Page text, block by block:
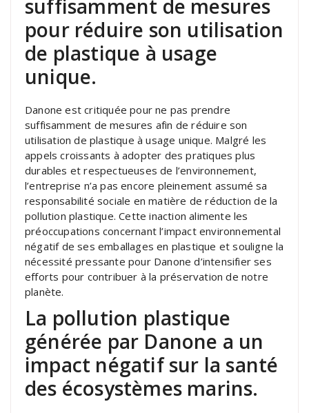
suffisamment de mesures
pour réduire son utilisation
de plastique à usage
unique.
Danone est critiquée pour ne pas prendre
suffisamment de mesures afin de réduire son
utilisation de plastique à usage unique. Malgré les
appels croissants à adopter des pratiques plus
durables et respectueuses de l’environnement,
l’entreprise n’a pas encore pleinement assumé sa
responsabilité sociale en matière de réduction de la
pollution plastique. Cette inaction alimente les
préoccupations concernant l’impact environnemental
négatif de ses emballages en plastique et souligne la
nécessité pressante pour Danone d’intensifier ses
efforts pour contribuer à la préservation de notre
planète.
La pollution plastique
générée par Danone a un
impact négatif sur la santé
des écosystèmes marins.